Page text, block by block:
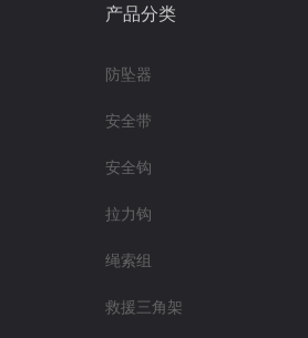
产品分类
防坠器
安全带
安全钩
拉力钩
绳索组
救援三角架